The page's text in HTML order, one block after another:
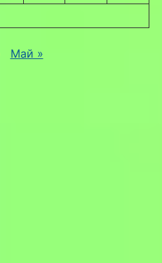
Май »